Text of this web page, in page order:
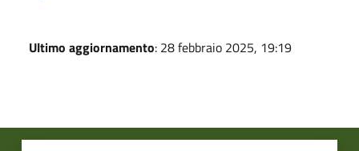
Ultimo aggiornamento: 28 febbraio 2025, 19:19